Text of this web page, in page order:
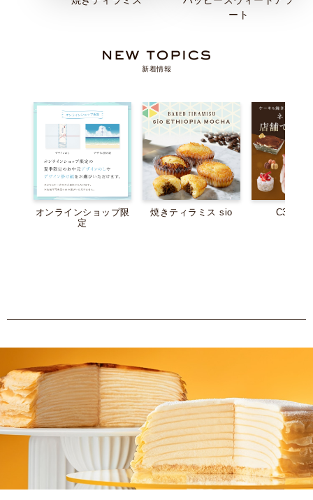
ート
新着情報
オンラインショップ限
定
焼きティラミス sio C3店舗